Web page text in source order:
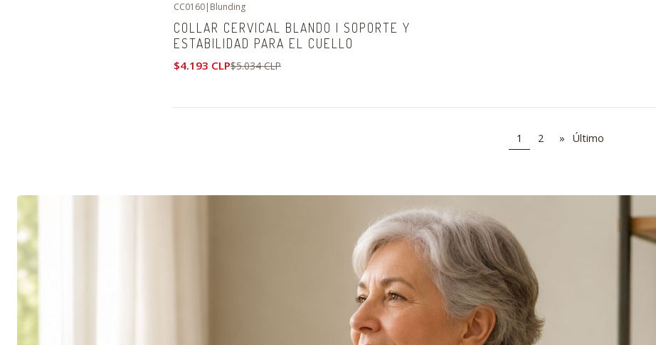
CC0160| Blunding
COLLAR CERVICAL BLANDO | SOPORTE Y
ESTABILIDAD PARA EL CUELLO
$4.193 CLP$5.034 CLP
1 2 » Último